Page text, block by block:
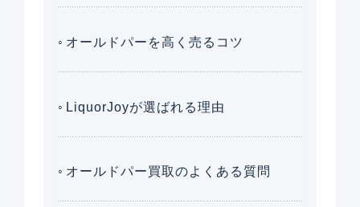
オールドパーを高く売るコツ
LiquorJoyが選ばれる理由
オールドパー買取のよくある質問